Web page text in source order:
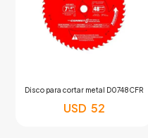
Disco para cortar metal D0748CFR
USD 52